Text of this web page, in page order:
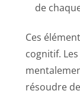
de
Ces
cognitif.
résoudre